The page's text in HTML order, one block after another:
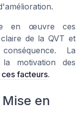
en œuvre ces
de la QVT et
La
motivation des
facteurs.
en